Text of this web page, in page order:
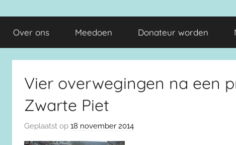
Doorbraak.eu
Over ons Meedoen Donateur worden
Vier overwegingen na een
Zwarte Piet
Geplaatst op 18 november 2014